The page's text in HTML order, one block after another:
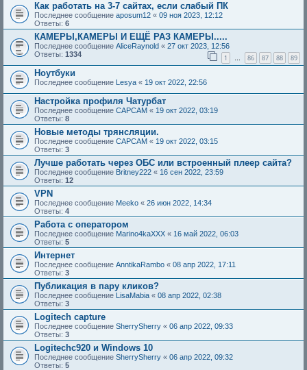
Как работать на 3-7 сайтах, если слабый ПК
Последнее сообщение aposum12 « 09 ноя 2023, 12:12
Ответы: 6
КАМЕРЫ,КАМЕРЫ И ЕЩЁ РАЗ КАМЕРЫ.....
Последнее сообщение AliceRaynold « 27 окт 2023, 12:56
Ответы: 1334 1 … 86 87 88 89
Ноутбуки
Последнее сообщение Lesya « 19 окт 2022, 22:56
Настройка профиля Чатурбат
Последнее сообщение CAPCAM « 19 окт 2022, 03:19
Ответы: 8
Новые методы трянсляции.
Последнее сообщение CAPCAM « 19 окт 2022, 03:15
Ответы: 3
Лучше работать через ОБС или встроенный плеер сайта?
Последнее сообщение Britney222 « 16 сен 2022, 23:59
Ответы: 12
VPN
Последнее сообщение Meeko « 26 июн 2022, 14:34
Ответы: 4
Работа с оператором
Последнее сообщение Marino4kaXXX « 16 май 2022, 06:03
Ответы: 5
Интернет
Последнее сообщение AnntikaRambo « 08 апр 2022, 17:11
Ответы: 3
Публикация в пару кликов?
Последнее сообщение LisaMabia « 08 апр 2022, 02:38
Ответы: 3
Logitech capture
Последнее сообщение SherrySherry « 06 апр 2022, 09:33
Ответы: 3
Logitechc920 и Windows 10
Последнее сообщение SherrySherry « 06 апр 2022, 09:32
Ответы: 5